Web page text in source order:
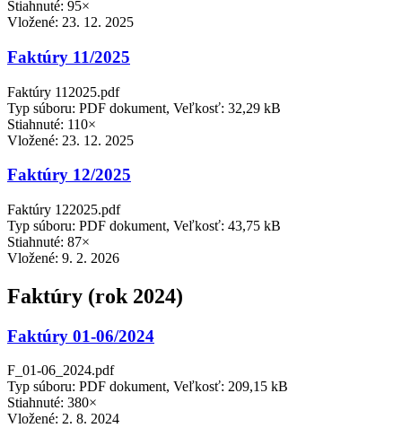
Stiahnuté: 95×
Vložené: 23. 12. 2025
Faktúry 11/2025
Faktúry 112025.pdf
Typ súboru: PDF dokument, Veľkosť: 32,29 kB
Stiahnuté: 110×
Vložené: 23. 12. 2025
Faktúry 12/2025
Faktúry 122025.pdf
Typ súboru: PDF dokument, Veľkosť: 43,75 kB
Stiahnuté: 87×
Vložené: 9. 2. 2026
Faktúry (rok 2024)
Faktúry 01-06/2024
F_01-06_2024.pdf
Typ súboru: PDF dokument, Veľkosť: 209,15 kB
Stiahnuté: 380×
Vložené: 2. 8. 2024